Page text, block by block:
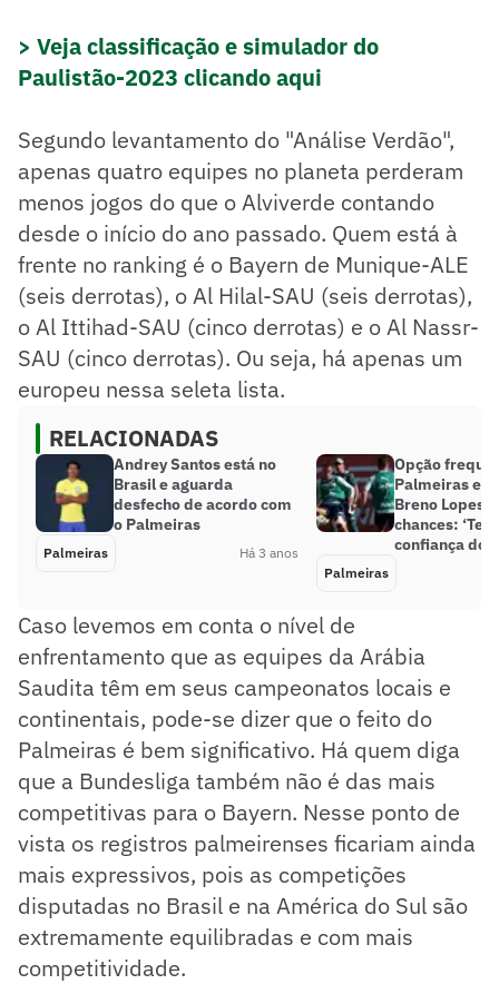
> Veja classificação e simulador do
Paulistão-2023 clicando aqui
Segundo levantamento do "Análise Verdão",
apenas quatro equipes no planeta perderam
menos jogos do que o Alviverde contando
desde o início do ano passado. Quem está à
frente no ranking é o Bayern de Munique-ALE
(seis derrotas), o Al Hilal-SAU (seis derrotas),
o Al Ittihad-SAU (cinco derrotas) e o Al Nassr-
SAU (cinco derrotas). Ou seja, há apenas um
europeu nessa seleta lista.
RELACIONADAS
Andrey Santos está no
Brasil e aguarda
desfecho de acordo com
o Palmeiras
Palmeiras Há 3 anos
Opção
Palmeiras em
Breno Lopes
chances:
confiança do
Palmeiras
Caso levemos em conta o nível de
enfrentamento que as equipes da Arábia
Saudita têm em seus campeonatos locais e
continentais, pode-se dizer que o feito do
Palmeiras é bem significativo. Há quem diga
que a Bundesliga também não é das mais
competitivas para o Bayern. Nesse ponto de
vista os registros palmeirenses ficariam ainda
mais expressivos, pois as competições
disputadas no Brasil e na América do Sul são
extremamente equilibradas e com mais
competitividade.